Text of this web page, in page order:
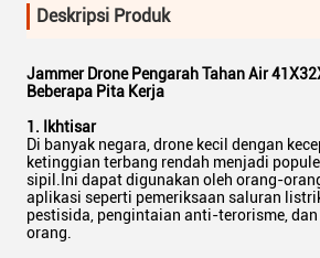
Deskripsi Produk
Jammer Drone Pengarah Tahan Air
Beberapa Pita Kerja
1. Ikhtisar
Di banyak negara, drone kecil dengan
ketinggian terbang rendah menjadi
sipil.Ini dapat digunakan oleh orang-
aplikasi seperti pemeriksaan saluran
pestisida, pengintaian anti-terorisme,
orang.